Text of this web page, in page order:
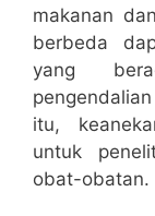
makanan
berbeda
yang
itu,
untuk
obat-obatan.